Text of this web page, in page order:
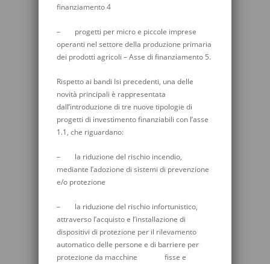
finanziamento 4
– progetti per micro e piccole imprese
operanti nel settore della produzione primaria
dei prodotti agricoli – Asse di finanziamento 5.
Rispetto ai bandi Isi precedenti, una delle
novità principali è rappresentata
dall’introduzione di tre nuove tipologie di
progetti di investimento finanziabili con l’asse
1.1, che riguardano:
– la riduzione del rischio incendio,
mediante l’adozione di sistemi di prevenzione
e/o protezione
– la riduzione del rischio infortunistico,
attraverso l’acquisto e l’installazione di
dispositivi di protezione per il rilevamento
automatico delle persone e di barriere per
protezione da macchine fisse e